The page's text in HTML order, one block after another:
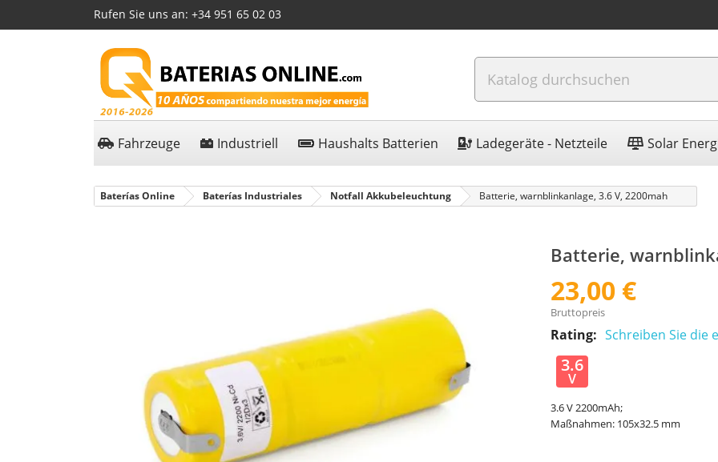
Rufen Sie uns an: +34 951 65 02 03
Fahrzeuge Industriell Haushalts Batterien Ladegeräte - Netzteile Solar
Baterías Online Baterías Industriales Notfall Akkubeleuchtung Batterie, warnblinkanlage, 3.6 V, 2200mah
Batterie,
23,00 €
Bruttopreis
Rating: Schreiben Sie die
3.6
V
3.6 V 2200mAh;
Maßnahmen: 105x32.5 mm